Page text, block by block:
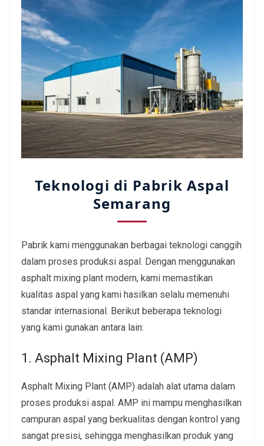
Teknologi di Pabrik Aspal
Semarang
Pabrik kami menggunakan berbagai teknologi canggih
dalam proses produksi aspal. Dengan menggunakan
asphalt mixing plant modern, kami memastikan
kualitas aspal yang kami hasilkan selalu memenuhi
standar internasional. Berikut beberapa teknologi
yang kami gunakan antara lain:
1. Asphalt Mixing Plant (AMP)
Asphalt Mixing Plant (AMP) adalah alat utama dalam
proses produksi aspal. AMP ini mampu menghasilkan
campuran aspal yang berkualitas dengan kontrol yang
sangat presisi, sehingga menghasilkan produk yang